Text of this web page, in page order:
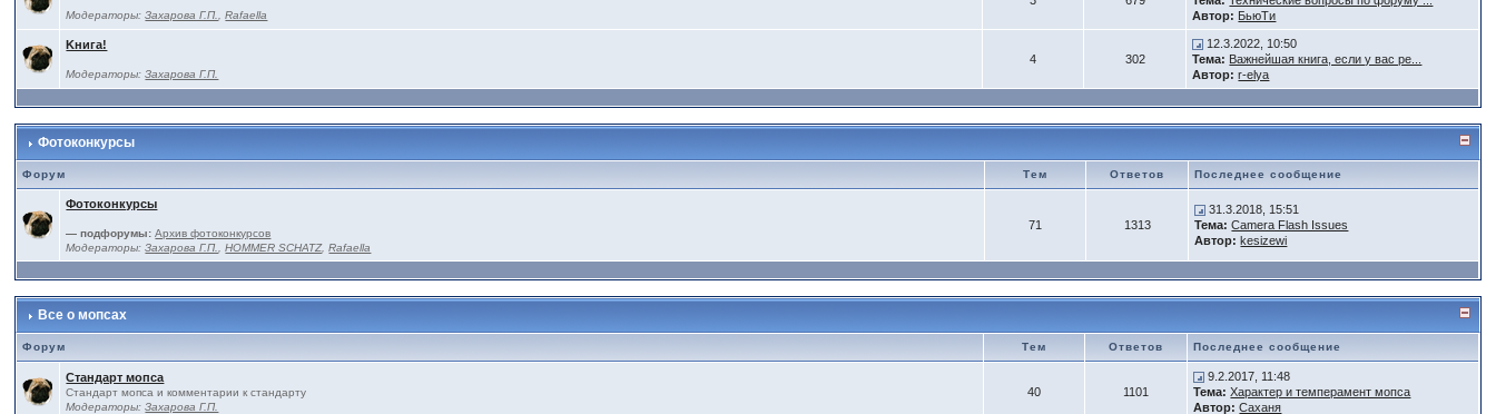
Модераторы:Захарова Г.П. ,Rafaella
Автор: БьюTи
Kнига!
Модераторы:Захарова Г.П.
4 302
12.3.2022, 10:50
Тема: Важнейшая книга, если у вас ре...
Автор: r-elya
Фотоконкурсы
Форум Тем Ответов Последнее сообщение
Фотоконкурсы
— подфорумы: Архив фотоконкурсов
Модераторы:Захарова Г.П. ,HOMMER SCHATZ,Rafaella
71 1313
31.3.2018, 15:51
Тема: Camera Flash Issues
Автор: kesizewi
Все о мопсах
Форум Тем Ответов Последнее сообщение
Стандарт мопса
Стандарт мопса и комментарии к стандарту
Модераторы:Захарова Г.П.
40 1101
9.2.2017, 11:48
Тема: Характер и темперамент мопса
Автор: Саханя